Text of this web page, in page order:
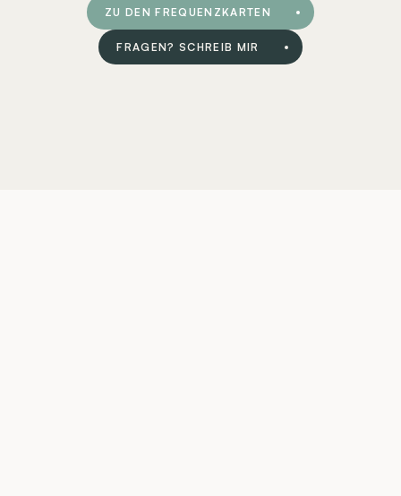
ZU DEN FREQUENZKARTEN
FRAGEN? SCHREIB MIR